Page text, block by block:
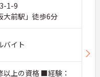
1-9
大前駅」徒歩6分
バイト
上の資格 ■経験：